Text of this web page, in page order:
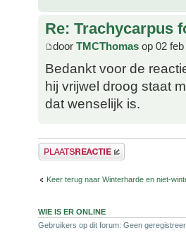
Re: Trachycarpus
door TMCThomas op 02
Bedankt voor de
hij vrijwel droog staat
dat wenselijk is.
Plaats een reactie
Keer terug naar Winterharde en niet-
WIE IS ER ONLINE
Gebruikers op dit forum: Geen